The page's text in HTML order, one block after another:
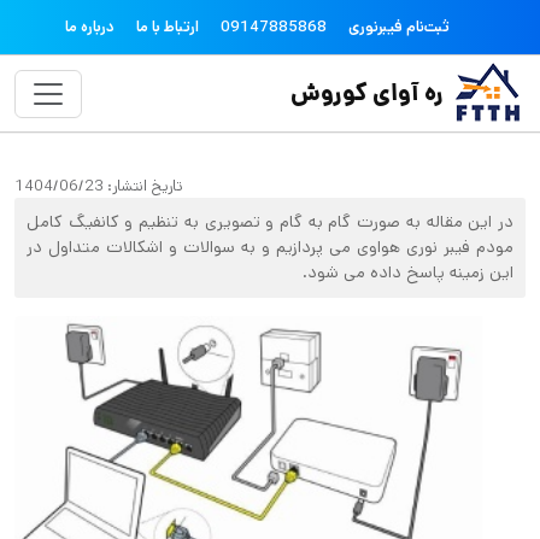
رفتن به محتوای اصلی topheader
درباره ما ارتباط با ما 09147885868 ثبت‌نام فیبرنوری
ره آوای کوروش
تاریخ انتشار: 1404/06/23
در این مقاله به صورت گام به گام و تصویری به تنظیم و کانفیگ کامل
مودم فیبر نوری هواوی می پردازیم و به سوالات و اشکالات متداول در
این زمینه پاسخ داده می شود.